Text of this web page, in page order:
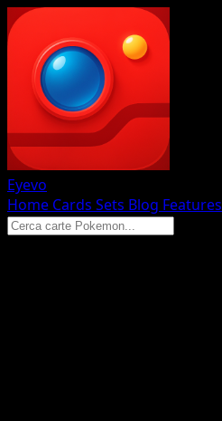
Eyevo
Home Cards Sets Blog Features